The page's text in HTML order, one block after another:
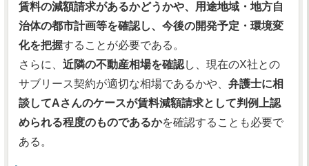
賃料の減額請求があるかどうかや、用途地域・地方自
治体の都市計画等を確認し、今後の開発予定・環境変
化を把握することが必要である。
さらに、 近隣の不動産相場を確認し、現在のX社との
サブリース契約が適切な相場であるかや、 弁護士に相
談してAさんのケースが賃料減額請求として判例上認
められる程度のものであるかを確認することも必要で
ある。